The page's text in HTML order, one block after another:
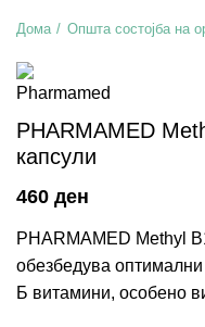
Дома Општа состојба на
PHARMAMED
капсули
ден
PHARMAMED Methyl
обезбедува
Б витамини, особено